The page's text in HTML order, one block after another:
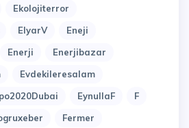
Ekolojiterror
ElyarV
Eneji
Enerji
Enerjibazar
Evdekileresalam
EynullaF
F
Fermer